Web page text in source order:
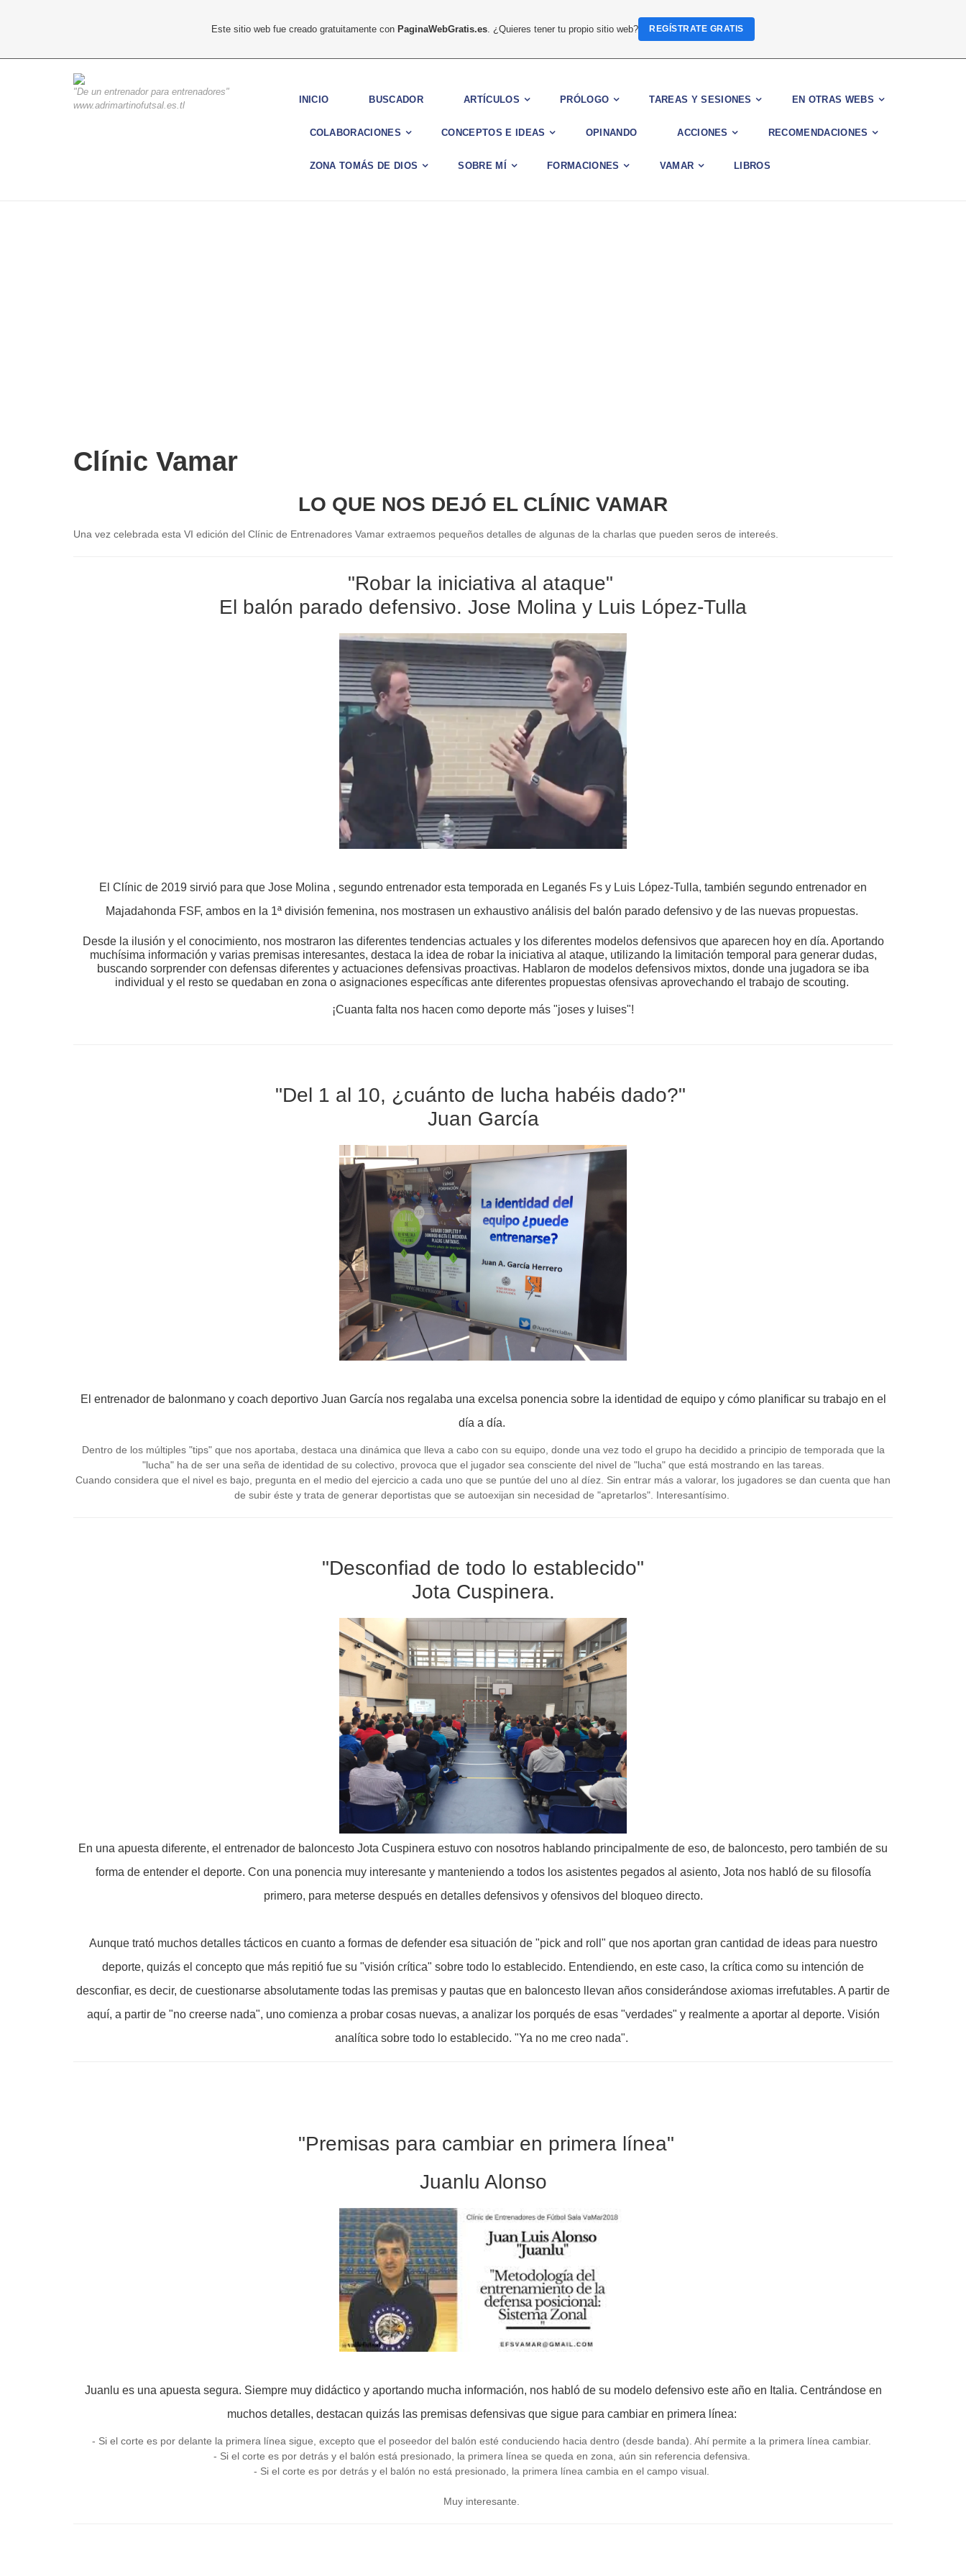
"De un entrenador para entrenadores"
www.adrimartinofutsal.es.tl
INICIO BUSCADOR ARTÍCULOS PRÓLOGO TAREAS Y SESIONES EN OTRAS WEBS
COLABORACIONES CONCEPTOS E IDEAS OPINANDO ACCIONES RECOMENDACIONES
ZONA TOMÁS DE DIOS SOBRE MÍ FORMACIONES VAMAR LIBROS
Clínic Vamar
LO QUE NOS DEJÓ EL CLÍNIC VAMAR
Una vez celebrada esta VI edición del Clínic de Entrenadores Vamar extraemos pequeños detalles de algunas de la charlas que pueden seros de intereés.
"Robar la iniciativa al ataque"
El balón parado defensivo. Jose Molina y Luis López-Tulla
El Clínic de 2019 sirvió para que Jose Molina , segundo entrenador esta temporada en Leganés Fs y Luis López-Tulla, también segundo entrenador en
Majadahonda FSF, ambos en la 1ª división femenina, nos mostrasen un exhaustivo análisis del balón parado defensivo y de las nuevas propuestas.
Desde la ilusión y el conocimiento, nos mostraron las diferentes tendencias actuales y los diferentes modelos defensivos que aparecen hoy en día. Aportando
muchísima información y varias premisas interesantes, destaca la idea de robar la iniciativa al ataque, utilizando la limitación temporal para generar dudas,
buscando sorprender con defensas diferentes y actuaciones defensivas proactivas. Hablaron de modelos defensivos mixtos, donde una jugadora se iba
individual y el resto se quedaban en zona o asignaciones específicas ante diferentes propuestas ofensivas aprovechando el trabajo de scouting.
¡Cuanta falta nos hacen como deporte más "joses y luises"!
"Del 1 al 10, ¿cuánto de lucha habéis dado?"
Juan García
El entrenador de balonmano y coach deportivo Juan García nos regalaba una excelsa ponencia sobre la identidad de equipo y cómo planificar su trabajo en el
día a día.
Dentro de los múltiples "tips" que nos aportaba, destaca una dinámica que lleva a cabo con su equipo, donde una vez todo el grupo ha decidido a principio de temporada que la
"lucha" ha de ser una seña de identidad de su colectivo, provoca que el jugador sea consciente del nivel de "lucha" que está mostrando en las tareas.
Cuando considera que el nivel es bajo, pregunta en el medio del ejercicio a cada uno que se puntúe del uno al díez. Sin entrar más a valorar, los jugadores se dan cuenta que han
de subir éste y trata de generar deportistas que se autoexijan sin necesidad de "apretarlos". Interesantísimo.
"Desconfiad de todo lo establecido"
Jota Cuspinera.
En una apuesta diferente, el entrenador de baloncesto Jota Cuspinera estuvo con nosotros hablando principalmente de eso, de baloncesto, pero también de su
forma de entender el deporte. Con una ponencia muy interesante y manteniendo a todos los asistentes pegados al asiento, Jota nos habló de su filosofía
primero, para meterse después en detalles defensivos y ofensivos del bloqueo directo.
Aunque trató muchos detalles tácticos en cuanto a formas de defender esa situación de "pick and roll" que nos aportan gran cantidad de ideas para nuestro
deporte, quizás el concepto que más repitió fue su "visión crítica" sobre todo lo establecido. Entendiendo, en este caso, la crítica como su intención de
desconfiar, es decir, de cuestionarse absolutamente todas las premisas y pautas que en baloncesto llevan años considerándose axiomas irrefutables. A partir de
aquí, a partir de "no creerse nada", uno comienza a probar cosas nuevas, a analizar los porqués de esas "verdades" y realmente a aportar al deporte. Visión
analítica sobre todo lo establecido. "Ya no me creo nada".
"Premisas para cambiar en primera línea"
Juanlu Alonso
Juanlu es una apuesta segura. Siempre muy didáctico y aportando mucha información, nos habló de su modelo defensivo este año en Italia. Centrándose en
muchos detalles, destacan quizás las premisas defensivas que sigue para cambiar en primera línea:
- Si el corte es por delante la primera línea sigue, excepto que el poseedor del balón esté conduciendo hacia dentro (desde banda). Ahí permite a la primera línea cambiar.
- Si el corte es por detrás y el balón está presionado, la primera línea se queda en zona, aún sin referencia defensiva.
- Si el corte es por detrás y el balón no está presionado, la primera línea cambia en el campo visual.
Muy interesante.
Este sitio web fue creado gratuitamente conPaginaWebGratis.es . ¿Quieres tener tu propio sitio web? REGÍSTRATE GRATIS